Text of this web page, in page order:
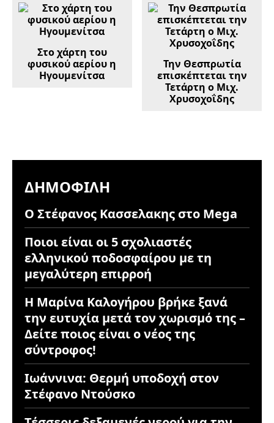
Στο χάρτη του
φυσικού αερίου η
Ηγουμενίτσα
Την Θεσπρωτία
επισκέπτεται την
Τετάρτη ο Μιχ.
Χρυσοχοΐδης
ΔΗΜΟΦΙΛΉ
Ο Στέφανος Κασσελακης στο Mega
Ποιοι είναι οι 5 σχολιαστές
ελληνικού ποδοσφαίρου με τη
μεγαλύτερη επιρροή
Η Μαρίνα Καλογήρου βρήκε ξανά
την ευτυχία μετά τον χωρισμό της –
Δείτε ποιος είναι ο νέος της
σύντροφος!
Ιωάννινα: Θερμή υποδοχή στον
Στέφανο Ντούσκο